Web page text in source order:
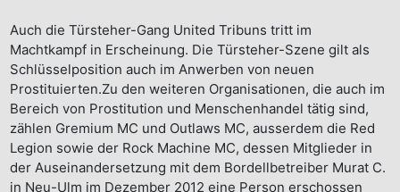
Auch die Türsteher-Gang United Tribuns tritt im
Machtkampf in Erscheinung. Die Türsteher-Szene gilt als
Schlüsselposition auch im Anwerben von neuen
Prostituierten.Zu den weiteren Organisationen, die auch im
Bereich von Prostitution und Menschenhandel tätig sind,
zählen Gremium MC und Outlaws MC, ausserdem die Red
Legion sowie der Rock Machine MC, dessen Mitglieder in
der Auseinandersetzung mit dem Bordellbetreiber Murat C.
in Neu-Ulm im Dezember 2012 eine Person erschossen